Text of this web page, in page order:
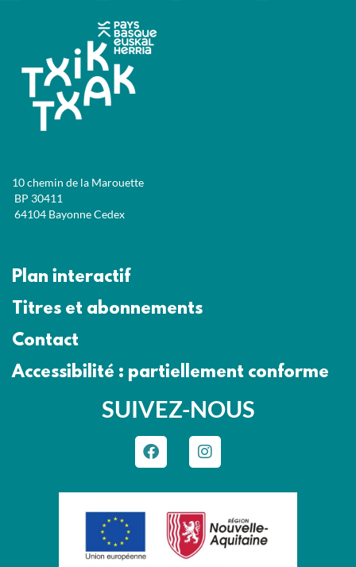
10 chemin de la Marouette
BP 30411
64104 Bayonne Cedex
Plan interactif
Titres et abonnements
Contact
Accessibilité : partiellement conforme
SUIVEZ-NOUS